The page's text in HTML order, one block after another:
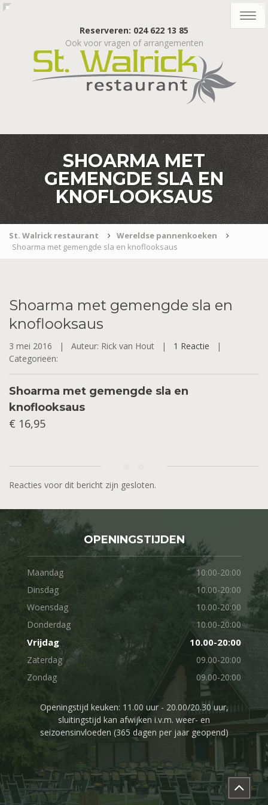
Reserveren: 024 622 13 85
Ook voor vragen of arrangementen
SHOARMA MET
GEMENGDE SLA EN
KNOFLOOKSAUS
St. Walrick restaurant
Wereldse pannenkoeken
Shoarma met gemengde sla en knoflooksaus
Shoarma met gemengde sla en
knoflooksaus
3 mei 2016 | Auteur: Rick van Hout | 1 Reactie |
Categorieën:
Shoarma met gemengde sla en
knoflooksaus
€ 16,95
Reacties voor dit bericht zijn gesloten.
OPENINGSTIJDEN
Maandag
10:00-20:00
Dinsdag
10.00-20:00
Woensdag
10.00-20:00
Donderdag
10.00-20:00
Vrijdag 10.00-20:00
Zaterdag
09.00-20:00
Zondag
09.00-20:00
Openingstijd keuken: 11.00 uur - 20.00/20.30 uur,
sluitingstijd kan afwijken i.v.m. weer- en
seizoensinvloeden (365 dagen per jaar geopend)